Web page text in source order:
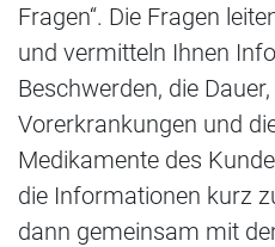
Fragen“. Die Fragen
und vermitteln Ihnen
Beschwerden, die
Vorerkrankungen und
Medikamente des
die Informationen kurz
dann gemeinsam mit